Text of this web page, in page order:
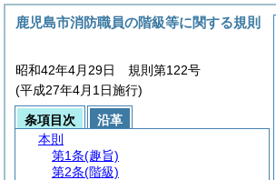
鹿児島市消防職員の階級等に関する規則
昭和42年4月29日 規則第122号
(平成27年4月1日施行)
条項目次
沿革
本則
第1条(趣旨)
第2条(階級)